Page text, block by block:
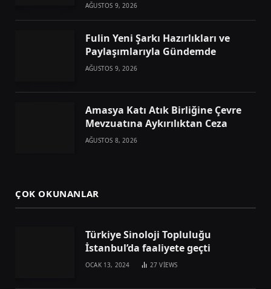
AĞUSTOS 9, 2026
Fulin Yeni Şarkı Hazırlıkları ve
Paylaşımlarıyla Gündemde
AĞUSTOS 9, 2026
Amasya Katı Atık Birliğine Çevre
Mevzuatına Aykırılıktan Ceza
AĞUSTOS 8, 2026
ÇOK OKUNANLAR
Türkiye Sinoloji Topluluğu
İstanbul’da faaliyete geçti
OCAK 13, 2024 27VIEWS